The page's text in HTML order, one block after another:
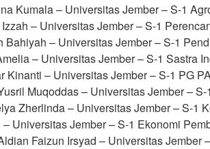
Kumala – Universitas Jember – S-1
– Universitas Jember – S-1
Bahiyah – Universitas Jember – S-1
– Universitas Jember – S-1 Sastra
Kinanti – Universitas Jember – S-1 PG
Muqoddas – Universitas Jember –
Zherlinda – Universitas Jember – S-1
Universitas Jember – S-1 Ekonomi
Faizun Irsyad – Universitas Jember